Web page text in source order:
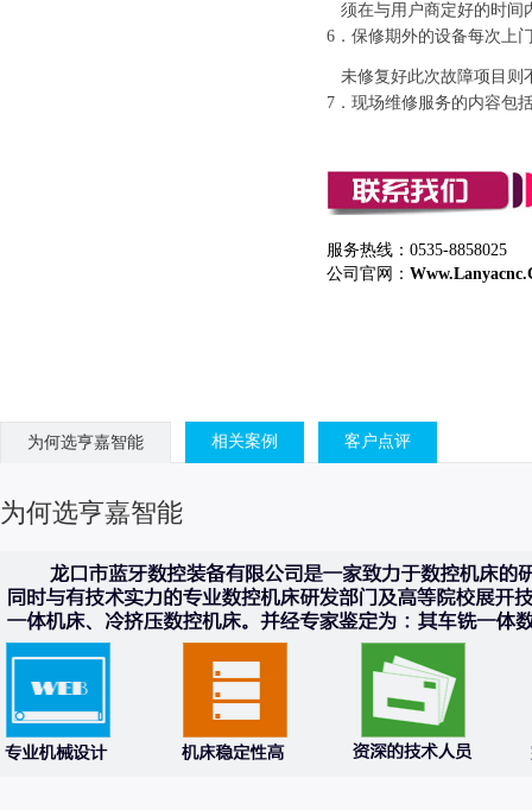
须在与用户商定好的时间
6．保修期外的设备每次上
未修复好此次故障项目则
7．现场维修服务的内容包
服务热线： 0535-8858025
公司官网：
为何选亨嘉智能 相关案例 客户点评
为何选亨嘉智能